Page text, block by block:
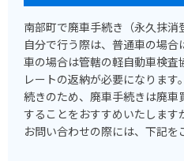
南部町で廃車手続き（永久抹
自分で行う際は、普通車の場
車の場合は管轄の軽自動車検
レートの返納が必要になりま
続きのため、廃車手続きは廃
することをおすすめいたしま
お問い合わせの際には、下記を